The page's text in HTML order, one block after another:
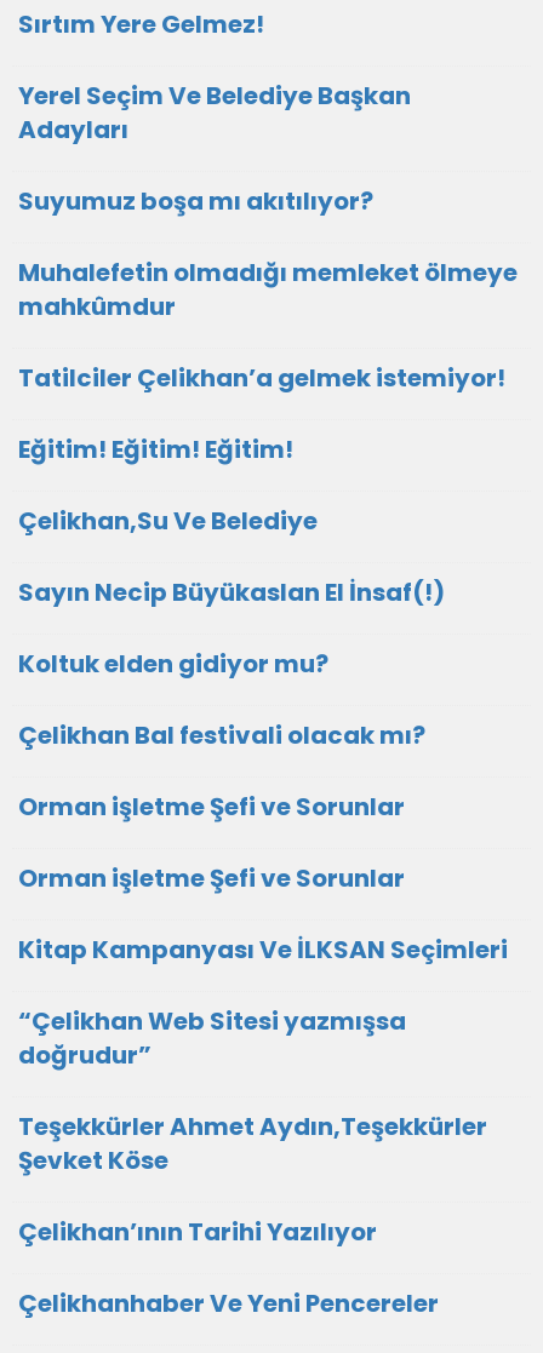
Sırtım Yere Gelmez!
Yerel Seçim Ve Belediye Başkan
Adayları
Suyumuz boşa mı akıtılıyor?
Muhalefetin olmadığı memleket ölmeye
mahkûmdur
Tatilciler Çelikhan’a gelmek istemiyor!
Eğitim! Eğitim! Eğitim!
Çelikhan,Su Ve Belediye
Sayın Necip Büyükaslan El İnsaf(!)
Koltuk elden gidiyor mu?
Çelikhan Bal festivali olacak mı?
Orman işletme Şefi ve Sorunlar
Orman işletme Şefi ve Sorunlar
Kitap Kampanyası Ve İLKSAN Seçimleri
“Çelikhan Web Sitesi yazmışsa
doğrudur”
Teşekkürler Ahmet Aydın,Teşekkürler
Şevket Köse
Çelikhan’ının Tarihi Yazılıyor
Çelikhanhaber Ve Yeni Pencereler